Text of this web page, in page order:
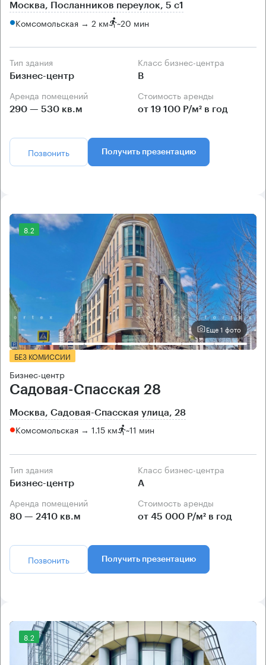
Москва, Посланников переулок, 5 с1
Комсомольская → 2 км ~20 мин
Тип здания
Бизнес-центр
Класс бизнес-центра
B
Аренда помещений
290 — 530 кв.м
Стоимость аренды
от 19 100 Р/м² в год
Позвонить Получить презентацию
8.2
Еще 1 фото
БЕЗ КОМИССИИ
Бизнес-центр
Садовая-Спасская 28
Москва, Садовая-Спасская улица, 28
Комсомольская → 1.15 км ~11 мин
Тип здания
Бизнес-центр
Класс бизнес-центра
А
Аренда помещений
80 — 2410 кв.м
Стоимость аренды
от 45 000 Р/м² в год
Позвонить Получить презентацию
8.2